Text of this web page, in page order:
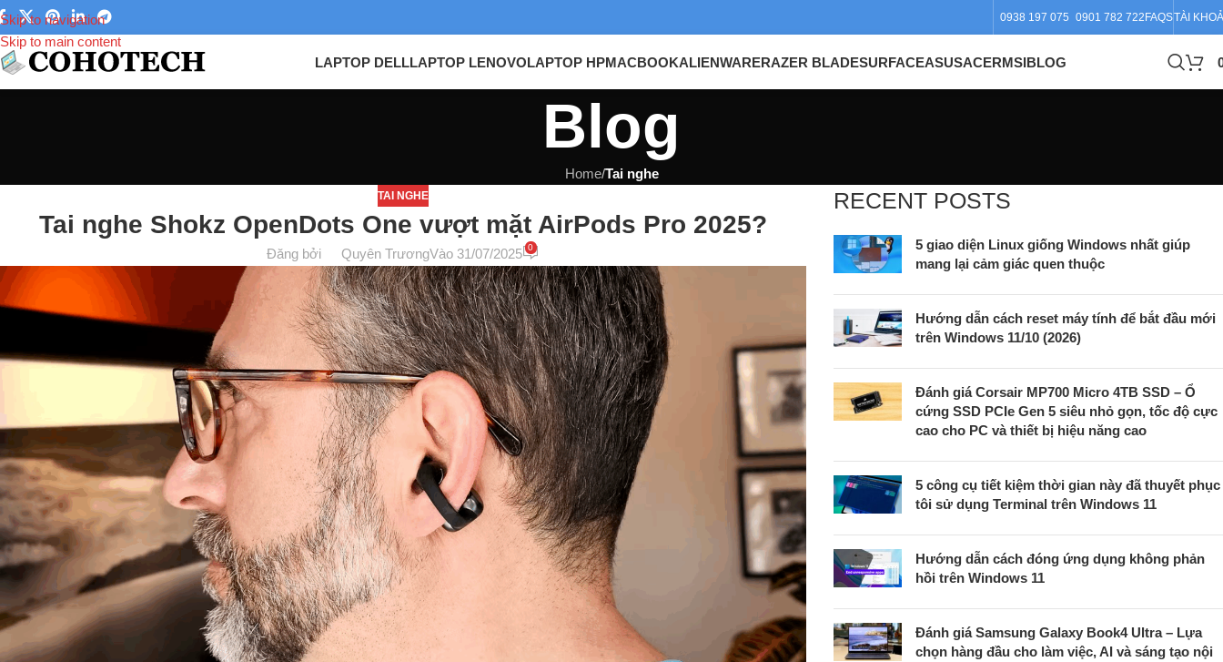
Skip to navigation
Skip to main content
0938 197 075 0901 782 722 FAQSTÀI
LAPTOP DELLLAPTOP LENOVOLAPTOP HPMACBOOKALIENWARERAZER BLADESURFACEASUSACERMSIBLOG
Blog
Home/Tai nghe
TAI NGHE
Tai nghe Shokz OpenDots One vượt mặt AirPods Pro 2025?
Đăng bởi Quyên TrươngVào 31/07/2025 0
RECENT POSTS
5 giao diện Linux giống Windows nhất giúp
mang lại cảm giác quen thuộc
Hướng dẫn cách reset máy tính để bắt đầu mới
trên Windows 11/10 (2026)
Đánh giá Corsair MP700 Micro 4TB SSD – Ổ
cứng SSD PCIe Gen 5 siêu nhỏ gọn, tốc độ cực
cao cho PC và thiết bị hiệu năng cao
5 công cụ tiết kiệm thời gian này đã thuyết phục
tôi sử dụng Terminal trên Windows 11
Hướng dẫn cách đóng ứng dụng không phản
hồi trên Windows 11
Đánh giá Samsung Galaxy Book4 Ultra – Lựa
chọn hàng đầu cho làm việc, AI và sáng tạo nội